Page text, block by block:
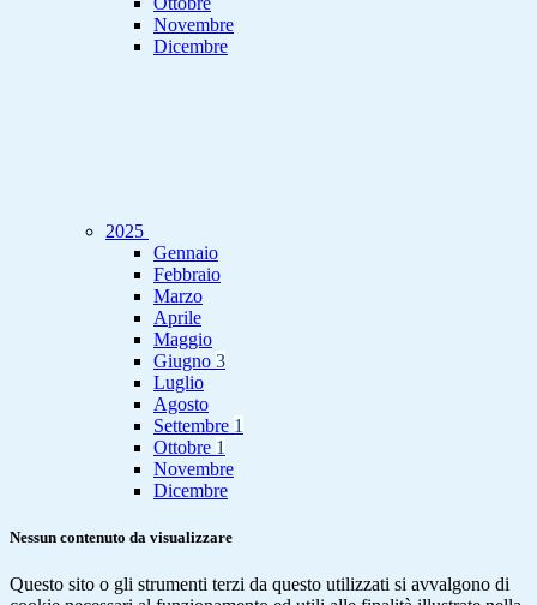
Novembre
Dicembre
2025
Gennaio
Febbraio
Marzo
Aprile
Maggio
Giugno 3
Luglio
Agosto
Settembre 1
Ottobre 1
Novembre
Dicembre
Nessun contenuto da visualizzare
Questo sito o gli strumenti terzi da questo utilizzati si avvalgono di